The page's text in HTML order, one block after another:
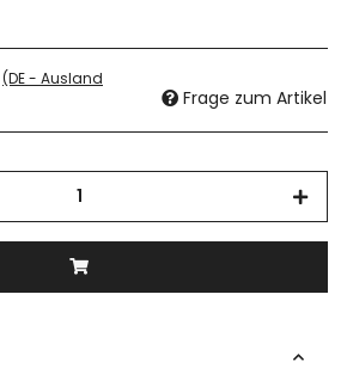
(DE - Ausland
Frage zum Artikel